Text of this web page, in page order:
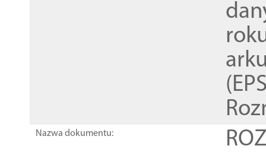
Nazwa dokumentu: